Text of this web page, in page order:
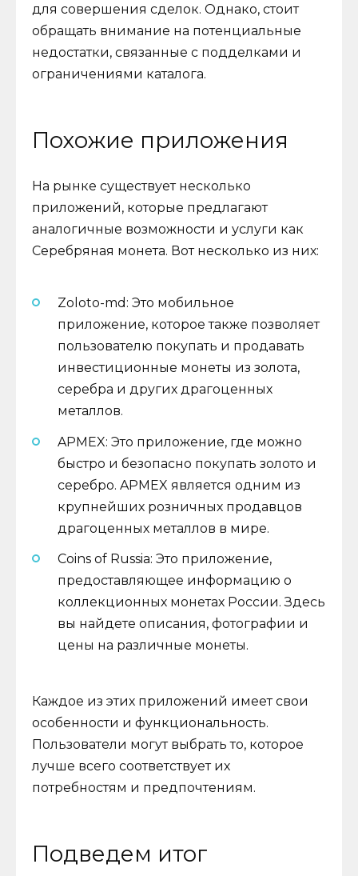
для совершения сделок. Однако, стоит
обращать внимание на потенциальные
недостатки, связанные с подделками и
ограничениями каталога.
Похожие приложения
На рынке существует несколько
приложений, которые предлагают
аналогичные возможности и услуги как
Серебряная монета. Вот несколько из них:
Zoloto-md: Это мобильное
приложение, которое также позволяет
пользователю покупать и продавать
инвестиционные монеты из золота,
серебра и других драгоценных
металлов.
APMEX: Это приложение, где можно
быстро и безопасно покупать золото и
серебро. APMEX является одним из
крупнейших розничных продавцов
драгоценных металлов в мире.
Coins of Russia: Это приложение,
предоставляющее информацию о
коллекционных монетах России. Здесь
вы найдете описания, фотографии и
цены на различные монеты.
Каждое из этих приложений имеет свои
особенности и функциональность.
Пользователи могут выбрать то, которое
лучше всего соответствует их
потребностям и предпочтениям.
Подведем итог